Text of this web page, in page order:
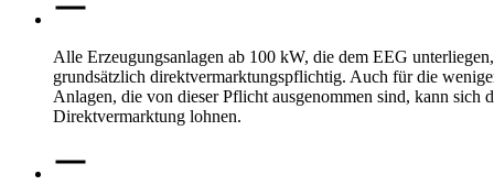
Alle Erzeugungsanlagen ab 100 kW, die dem EEG
grundsätzlich direktvermarktungspflichtig. Auch für die
Anlagen, die von dieser Pflicht ausgenommen sind, kann sich
Direktvermarktung lohnen.